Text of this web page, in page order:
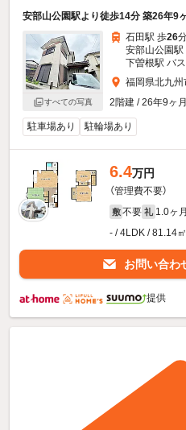
安部山公園駅より徒歩14分 築26年9
すべての写真
石田駅 歩26
安部山公園駅
下曽根駅 バス
福岡県北九
2階建 / 26年9ヶ
駐車場あり 駐輪場あり
6.4万円
（管理費不要）
敷 不要 礼 1.0ヶ月
- / 4LDK / 81.14㎡
お問い合わ
提供